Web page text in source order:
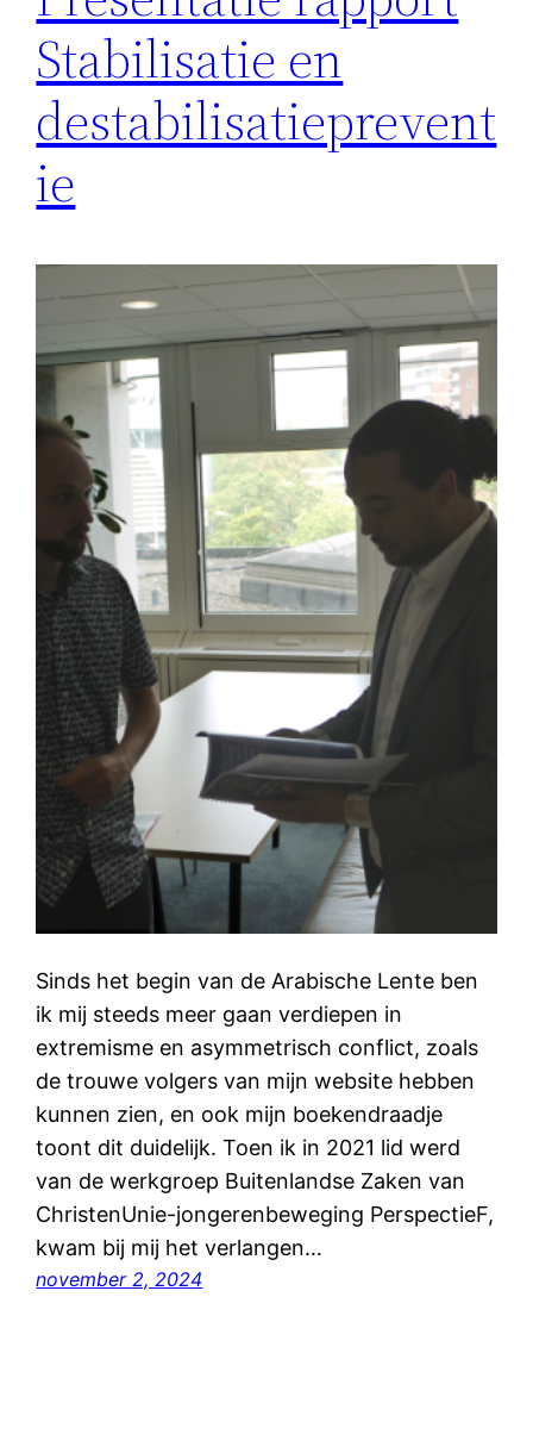
Stabilisatie en
destabilisatieprevent
ie
Sinds het begin van de Arabische Lente ben
ik mij steeds meer gaan verdiepen in
extremisme en asymmetrisch conflict, zoals
de trouwe volgers van mijn website hebben
kunnen zien, en ook mijn boekendraadje
toont dit duidelijk. Toen ik in 2021 lid werd
van de werkgroep Buitenlandse Zaken van
ChristenUnie-jongerenbeweging PerspectieF,
kwam bij mij het verlangen…
november 2, 2024